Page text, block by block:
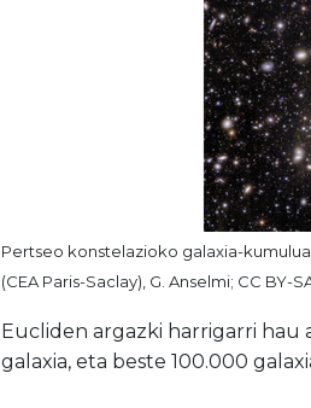
Pertseo konstelazioko galaxia-
(CEA Paris-Saclay), G. Anselmi; CC BY-
Eucliden argazki harrigarri hau
galaxia, eta beste 100.000